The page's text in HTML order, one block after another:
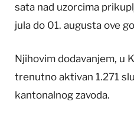
sata nad uzorcima
jula do 01. augusta ove
Njihovim dodavanjem, u
trenutno aktivan 1.271
kantonalnog zavoda.